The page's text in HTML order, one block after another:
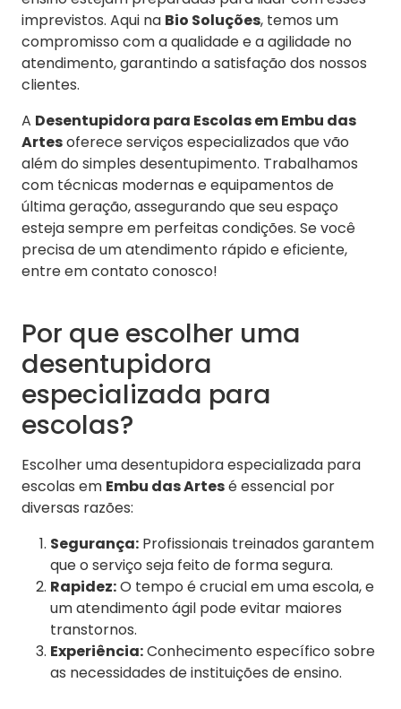
imprevistos. Aqui na Bio Soluções, temos um
compromisso com a qualidade e a agilidade no
atendimento, garantindo a satisfação dos nossos
clientes.
A Desentupidora para Escolas em Embu das
Artesoferece serviços especializados que vão
além do simples desentupimento. Trabalhamos
com técnicas modernas e equipamentos de
última geração, assegurando que seu espaço
esteja sempre em perfeitas condições. Se você
precisa de um atendimento rápido e eficiente,
entre em contato conosco!
Por que escolher uma
desentupidora
especializada para
escolas?
Escolher uma desentupidora especializada para
escolas em Embu das Artesé essencial por
diversas razões:
Segurança: Profissionais treinados garantem
que o serviço seja feito de forma segura.
Rapidez:O tempo é crucial em uma escola, e
um atendimento ágil pode evitar maiores
transtornos.
Experiência:Conhecimento específico sobre
as necessidades de instituições de ensino.